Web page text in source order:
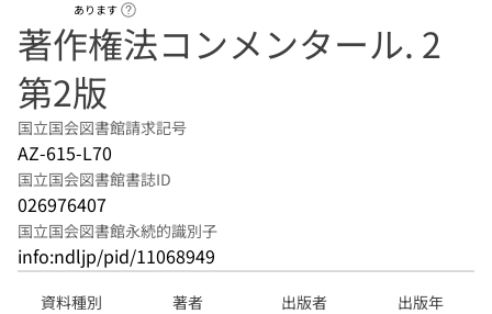
あります
著作権法コンメンタール. 2
第2版
国立国会図書館請求記号
AZ-615-L70
国立国会図書館書誌ID
026976407
国立国会図書館永続的識別子
info:ndljp/pid/11068949
資料種別 著者 出版者 出版年